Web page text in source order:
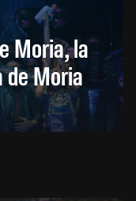
Moria, la
de Moria